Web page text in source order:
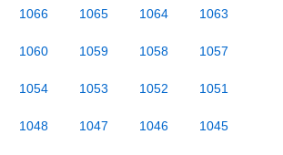
1066 1065 1064 1063
1060 1059 1058 1057
1054 1053 1052 1051
1048 1047 1046 1045